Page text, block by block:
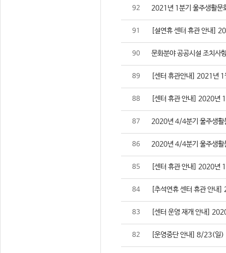
92 2021년 1분기 울주생활문
91 [설연휴 센터 휴관 안내
90 문화분야 공공시설 조치사
89 [센터 휴관안내] 2021년 1
88 [센터 휴관 안내] 2020년
87 2020년 4/4분기 울주생활
86 2020년 4/4분기 울주생활
85 [센터 휴관 안내] 2020년
84 [추석연휴 센터 휴관 안
83 [센터 운영 재개 안내]
82 [운영중단 안내] 8/23(일)